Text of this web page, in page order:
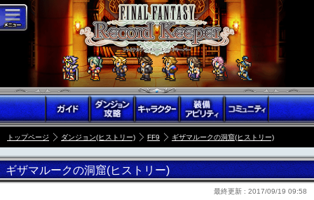
トップページ ダンジョン(ヒストリー) FF9 ギザマルークの洞窟(ヒストリー)
ギザマルークの洞窟(ヒストリー)
最終更新 : 2017/09/19 09:58